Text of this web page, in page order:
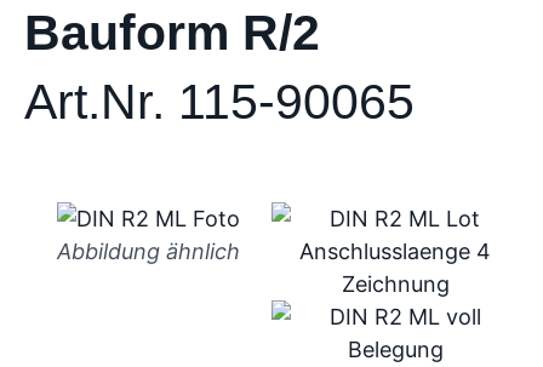
Bauform R/2
Art.Nr. 115-90065
Abbildung ähnlich